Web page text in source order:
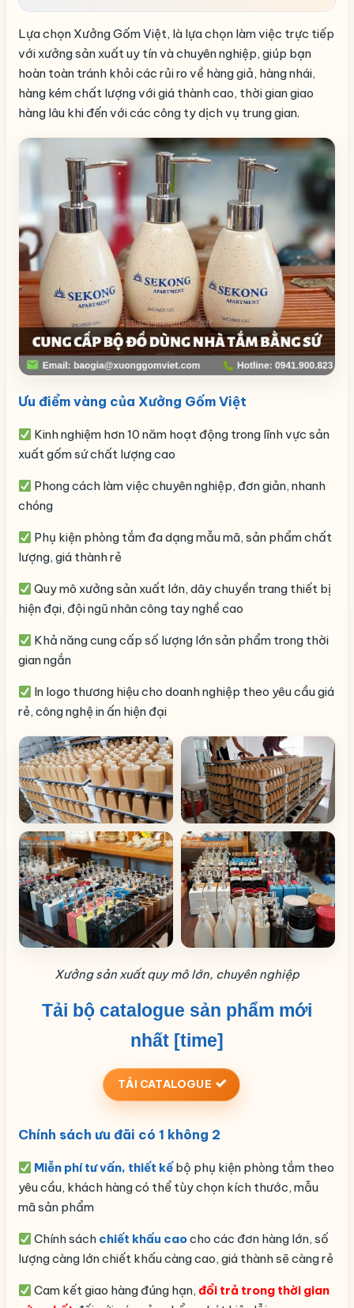
Lựa chọn Xưởng Gốm Việt, là lựa chọn làm việc trực tiếp
với xưởng sản xuất uy tín và chuyên nghiệp, giúp bạn
hoàn toàn tránh khỏi các rủi ro về hàng giả, hàng nhái,
hàng kém chất lượng với giá thành cao, thời gian giao
hàng lâu khi đến với các công ty dịch vụ trung gian.
Ưu điểm vàng của Xưởng Gốm Việt
Kinh nghiệm hơn 10 năm hoạt động trong lĩnh vực sản
xuất gốm sứ chất lượng cao
Phong cách làm việc chuyên nghiệp, đơn giản, nhanh
chóng
Phụ kiện phòng tắm đa dạng mẫu mã, sản phẩm chất
lượng, giá thành rẻ
Quy mô xưởng sản xuất lớn, dây chuyền trang thiết bị
hiện đại, đội ngũ nhân công tay nghề cao
Khả năng cung cấp số lượng lớn sản phẩm trong thời
gian ngắn
In logo thương hiệu cho doanh nghiệp theo yêu cầu giá
rẻ, công nghệ in ấn hiện đại
Xưởng sản xuất quy mô lớn, chuyên nghiệp
Tải bộ catalogue sản phẩm mới
nhất [time]
TẢI CATALOGUE
Chính sách ưu đãi có 1 không 2
Miễn phí tư vấn, thiết kếbộ phụ kiện phòng tắm theo
yêu cầu, khách hàng có thể tùy chọn kích thước, mẫu
mã sản phẩm
Chính sách chiết khấu caocho các đơn hàng lớn, số
lượng càng lớn chiết khấu càng cao, giá thành sẽ càng rẻ
Cam kết giao hàng đúng hạn,đổi trả trong thời gian